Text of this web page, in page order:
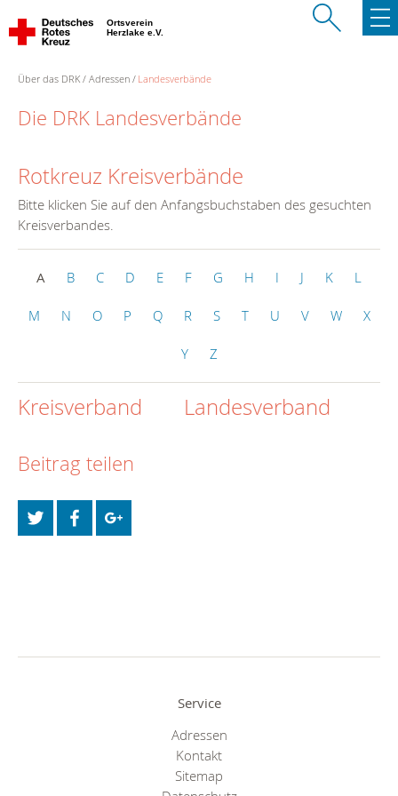
Ortsverein
Herzlake e.V.
Über das DRK Adressen Landesverbände
Die DRK Landesverbände
Rotkreuz Kreisverbände
Bitte klicken Sie auf den Anfangsbuchstaben des gesuchten
Kreisverbandes.
A B C D E F G H I J K L
M N O P Q R S T U V W X
Y Z
Kreisverband Landesverband
Beitrag teilen
Service
Adressen
Kontakt
Sitemap